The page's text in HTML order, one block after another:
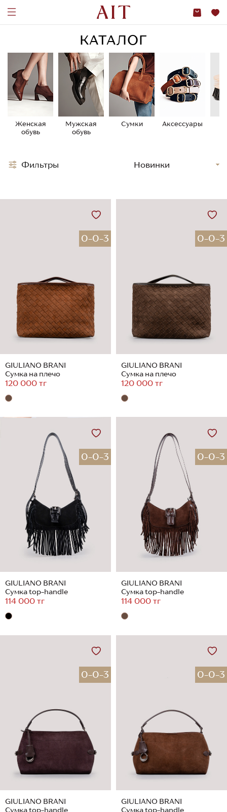
КАТАЛОГ
Женская
обувь
Мужская
обувь
Сумки Аксессуары
0-0-3
GIULIANO BRANI
Сумка на плечо
120 000 тг
0-0-3
GIULIANO BRANI
Сумка на плечо
120 000 тг
0-0-3
GIULIANO BRANI
Сумка top-handle
114 000 тг
0-0-3
GIULIANO BRANI
Сумка top-handle
114 000 тг
0-0-3
GIULIANO BRANI
Сумка top-handle
0-0-3
GIULIANO BRANI
Сумка top-handle
Фильтры